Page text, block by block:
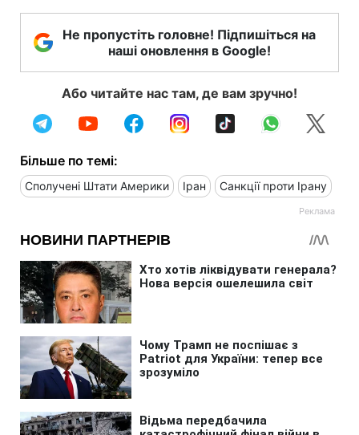
Не пропустіть головне! Підпишіться на
наші оновлення в Google!
Або читайте нас там, де вам зручно!
Більше по темі:
Сполучені Штати Америки Іран Санкції проти Ірану